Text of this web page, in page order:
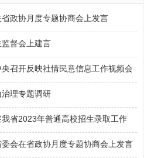
中国农工民主党湖北省委员会2024
政协月度专题协商会上发言
督会上建言
召开反映社情民意信息工作视频会
理专题调研
省2023年普通高校招生录取工作
会在省政协月度专题协商会上发言